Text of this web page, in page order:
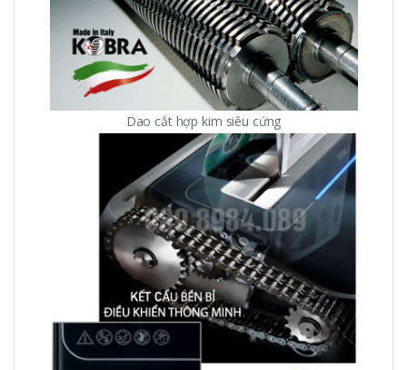
Dao cắt hợp kim siêu cứng